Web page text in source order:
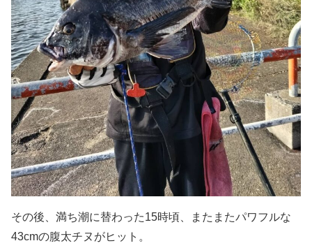
その後、満ち潮に替わった15時頃、またまたパワフルな
43cmの腹太チヌがヒット。